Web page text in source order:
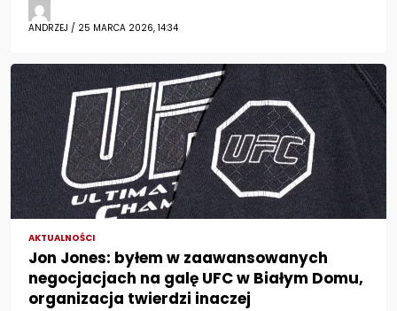
ANDRZEJ / 25 MARCA 2026, 14:34
AKTUALNOŚCI
Jon Jones: byłem w zaawansowanych
negocjacjach na galę UFC w Białym Domu,
organizacja twierdzi inaczej